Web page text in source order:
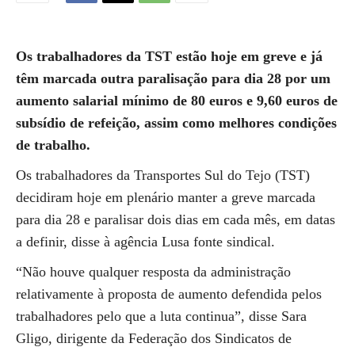
Os trabalhadores da TST estão hoje em greve e já
têm marcada outra paralisação para dia 28 por um
aumento salarial mínimo de 80 euros e 9,60 euros de
subsídio de refeição, assim como melhores condições
de trabalho.
Os trabalhadores da Transportes Sul do Tejo (TST)
decidiram hoje em plenário manter a greve marcada
para dia 28 e paralisar dois dias em cada mês, em datas
a definir, disse à agência Lusa fonte sindical.
“Não houve qualquer resposta da administração
relativamente à proposta de aumento defendida pelos
trabalhadores pelo que a luta continua”, disse Sara
Gligo, dirigente da Federação dos Sindicatos de